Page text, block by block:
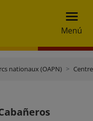
Menú
nationaux (OAPN)